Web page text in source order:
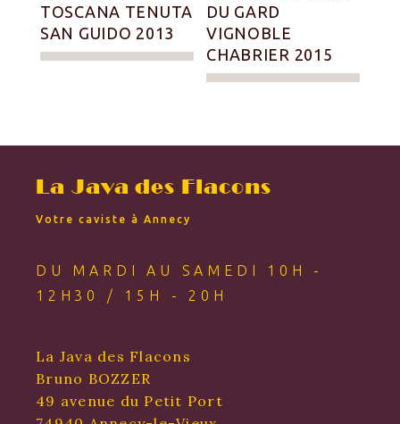
TOSCANA TENUTA
SAN GUIDO 2013
DU GARD
VIGNOBLE
CHABRIER 2015
La Java des Flacons
Votre caviste à Annecy
DU MARDI AU SAMEDI 10H -
12H30 / 15H - 20H
La Java des Flacons
Bruno BOZZER
49 avenue du Petit Port